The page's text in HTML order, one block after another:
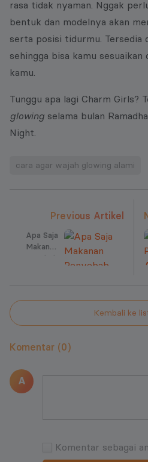
rasa tidak nyaman. Nggak
bentuk dan modelnya akan
serta posisi tidurmu. Tersedia
sehingga bisa kamu sesuaikan
kamu.
Tunggu apa lagi Charm Girls?
glowing selama bulan
Night.
cara agar wajah glowing alami
Previous Artikel
Apa Saja
Makanan
Penyebab
Kembali ke
Komentar (0)
A
Komentar sebagai